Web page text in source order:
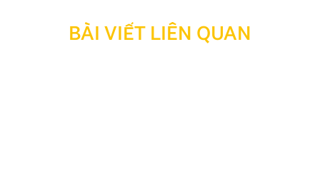
BÀI VIẾT LIÊN QUAN